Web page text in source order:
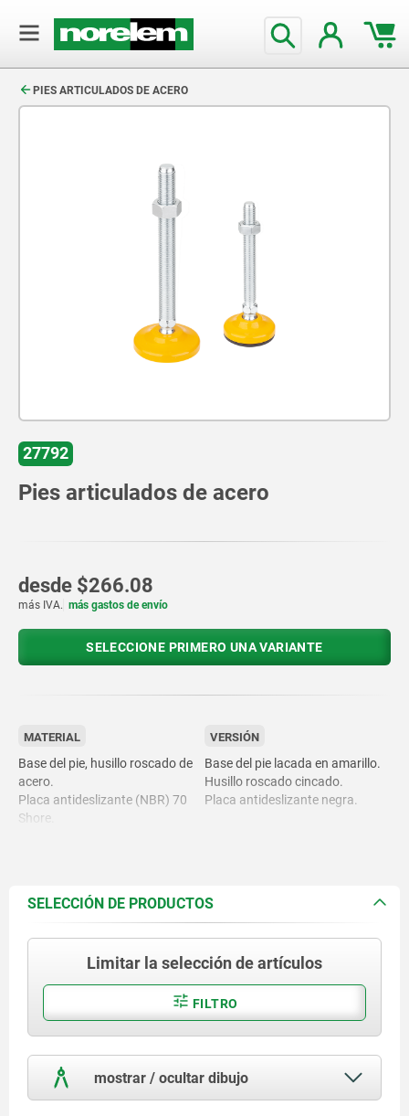
PIES ARTICULADOS DE ACERO
27792
Pies articulados de acero
desde $266.08
más IVA. más gastos de envío
SELECCIONE PRIMERO UNA VARIANTE
MATERIAL
Base del pie, husillo roscado de
acero.
Placa antideslizante (NBR) 70
Shore.
VERSIÓN
Base del pie lacada en amarillo.
Husillo roscado cincado.
Placa antideslizante negra.
SELECCIÓN DE PRODUCTOS
Limitar la selección de artículos
FILTRO
mostrar / ocultar dibujo